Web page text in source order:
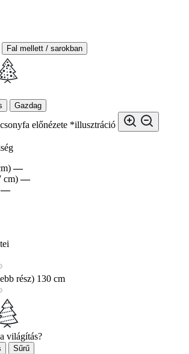
Fal mellett / sarokban
Gazdag
*illusztráció
—
cm) —
—
rész) 130 cm
világítás?
Sűrű